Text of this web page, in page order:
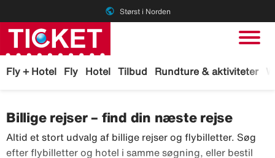
public Størst i Norden
Fly + Hotel Fly Hotel Tilbud Rundture & aktiviteter
Billige rejser – find din næste rejse
Altid et stort udvalg af billige rejser og flybilletter. Søg
efter flybilletter og hotel i samme søgning, eller bestil